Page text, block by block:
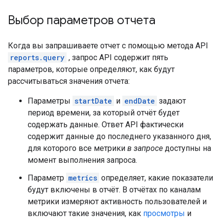
Выбор параметров отчета
Когда вы запрашиваете отчет с помощью метода API
reports.query , запрос API содержит пять
параметров, которые определяют, как будут
рассчитываться значения отчета:
Параметры startDate и endDate задают
период времени, за который отчёт будет
содержать данные. Ответ API фактически
содержит данные до последнего указанного дня,
для которого все метрики в запросе доступны на
момент выполнения запроса.
Параметр metrics определяет, какие показатели
будут включены в отчёт. В отчётах по каналам
метрики измеряют активность пользователей и
включают такие значения, как просмотры и